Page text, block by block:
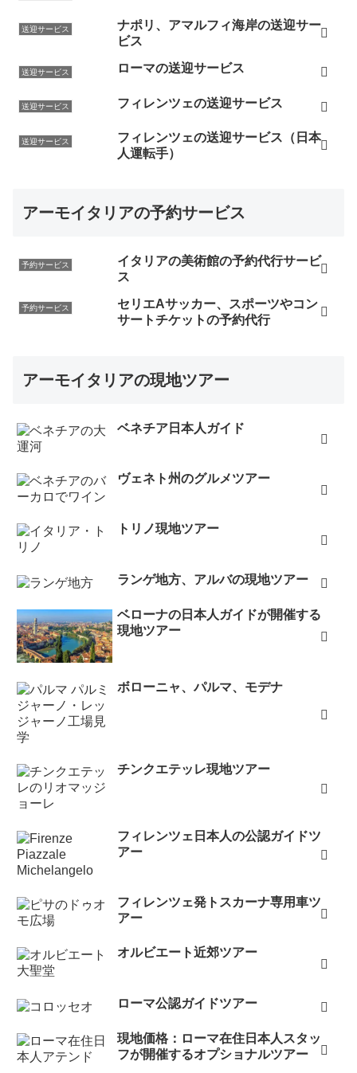
送迎サービス
ナポリ、アマルフィ海岸の送迎サー
ビス
送迎サービス ローマの送迎サービス
送迎サービス フィレンツェの送迎サービス
送迎サービス
フィレンツェの送迎サービス（日本
人運転手）
アーモイタリアの予約サービス
予約サービス
イタリアの美術館の予約代行サービ
ス
予約サービス
セリエAサッカー、スポーツやコン
サートチケットの予約代行
アーモイタリアの現地ツアー
ベネチア日本人ガイド
ヴェネト州のグルメツアー
トリノ現地ツアー
ランゲ地方、アルバの現地ツアー
ベローナの日本人ガイドが開催する
現地ツアー
ボローニャ、パルマ、モデナ
チンクエテッレ現地ツアー
フィレンツェ日本人の公認ガイドツ
アー
フィレンツェ発トスカーナ専用車ツ
アー
オルビエート近郊ツアー
ローマ公認ガイドツアー
現地価格：ローマ在住日本人スタッ
フが開催するオプショナルツアー